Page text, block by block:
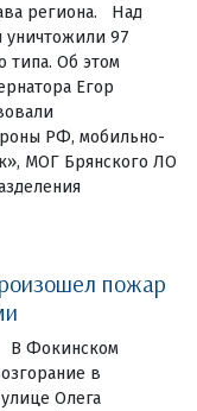
региона. Над
уничтожили 97
типа. Об этом
Егор
РФ, мобильно-
МОГ Брянского ЛО
пожар
В Фокинском
в
Олега